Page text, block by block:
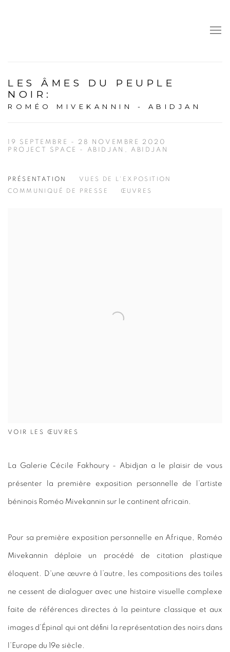
LES ÂMES DU PEUPLE
NOIR :
ROMÉO MIVEKANNIN - ABIDJAN
19 SEPTEMBRE - 28 NOVEMBRE 2020
PROJECT SPACE - ABIDJAN, ABIDJAN
PRÉSENTATION
VUES DE L'EXPOSITION
COMMUNIQUÉ DE PRESSE
ŒUVRES
VOIR LES ŒUVRES
La Galerie Cécile Fakhoury - Abidjan a le plaisir de vous
présenter la première exposition personnelle de l’artiste
béninois Roméo Mivekannin sur le continent africain.
Pour sa première exposition personnelle en Afrique, Roméo
Mivekannin déploie un procédé de citation plastique
éloquent. D'une œuvre à l’autre, les compositions des toiles
ne cessent de dialoguer avec une histoire visuelle complexe
faite de références directes à la peinture classique et aux
images d’Épinal qui ont défini la représentation des noirs dans
l’Europe du 19e siècle.